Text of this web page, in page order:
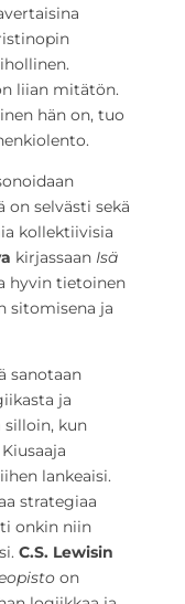
liian mitätön.
hän on, tuo
on selvästi sekä
kollektiivisia
kirjassaan Isä
hyvin tietoinen
sitomisena ja
sanotaan
ja
silloin, kun
lankeaisi.
strategiaa
onkin niin
C.S. Lewisin
on